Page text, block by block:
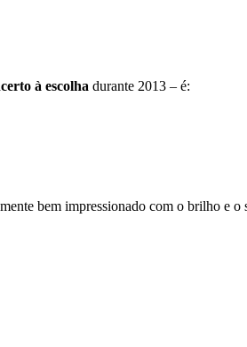
à escolha durante 2013 – é:
bem impressionado com o brilho e